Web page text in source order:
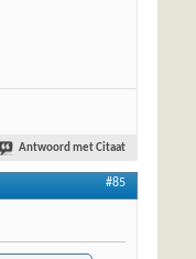
Antwoord met Citaat
#85